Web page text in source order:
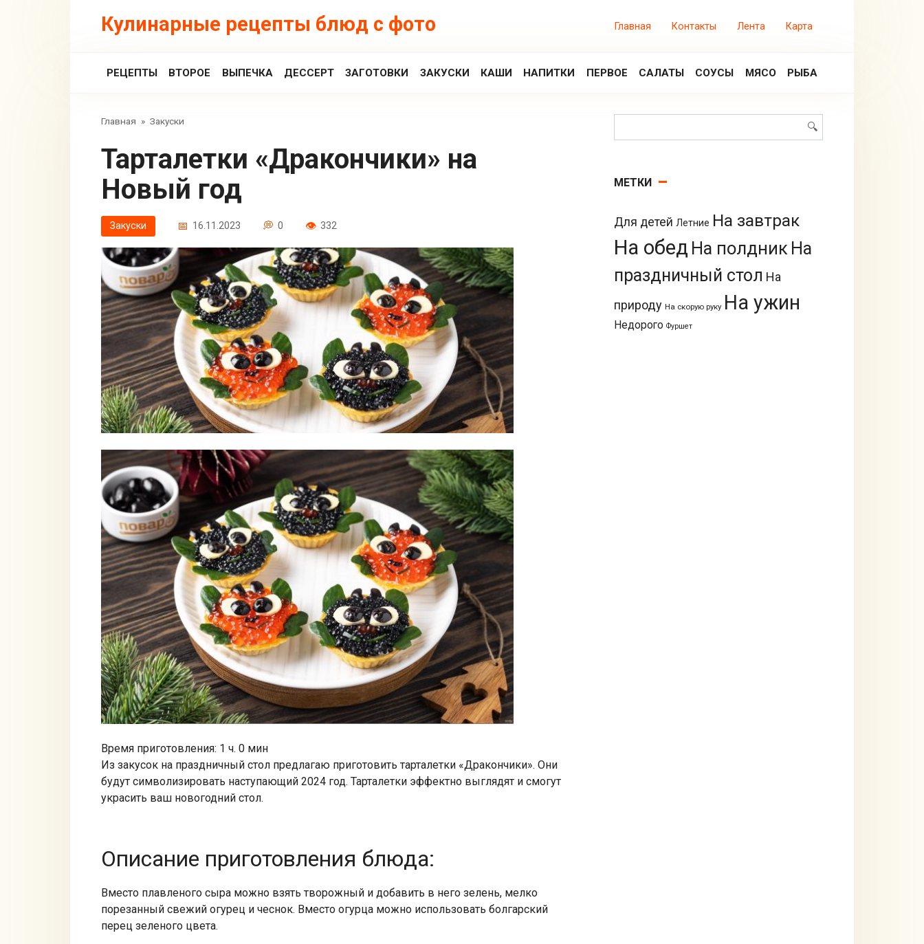
Кулинарные рецепты блюд с фото Главная Контакты Лента Карта
РЕЦЕПТЫ ВТОРОЕ ВЫПЕЧКА ДЕССЕРТ ЗАГОТОВКИ ЗАКУСКИ КАШИ НАПИТКИ ПЕРВОЕ САЛАТЫ СОУСЫ МЯСО РЫБА
Главная » Закуски
Тарталетки «Дракончики» на
Новый год
Закуски 16.11.2023 0 332
Время приготовления: 1 ч. 0 мин
Из закусок на праздничный стол предлагаю приготовить тарталетки «Дракончики». Они
будут символизировать наступающий 2024 год. Тарталетки эффектно выглядят и смогут
украсить ваш новогодний стол.
Описание приготовления блюда:
Вместо плавленого сыра можно взять творожный и добавить в него зелень, мелко
порезанный свежий огурец и чеснок. Вместо огурца можно использовать болгарский
перец зеленого цвета.
МЕТКИ
Для детей Летние На завтрак
На обед На полдник На
праздничный стол На
природу На скорую руку На ужин
Недорого Фуршет